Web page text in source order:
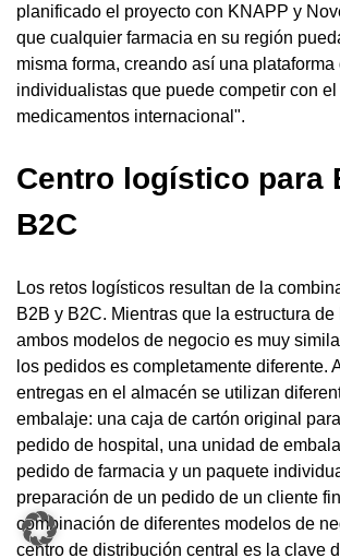
planificado el proyecto con KNAPP y
que cualquier farmacia en su región
misma forma, creando así una plataforma
individualistas que puede competir con
medicamentos internacional".
Centro logístico para
B2C
Los retos logísticos resultan de la
B2B y B2C. Mientras que la estructura
ambos modelos de negocio es muy
los pedidos es completamente diferente.
entregas en el almacén se utilizan
embalaje: una caja de cartón original
pedido de hospital, una unidad de
pedido de farmacia y un paquete
preparación de un pedido de un cliente
combinación de diferentes modelos de
centro de distribución central es la clave